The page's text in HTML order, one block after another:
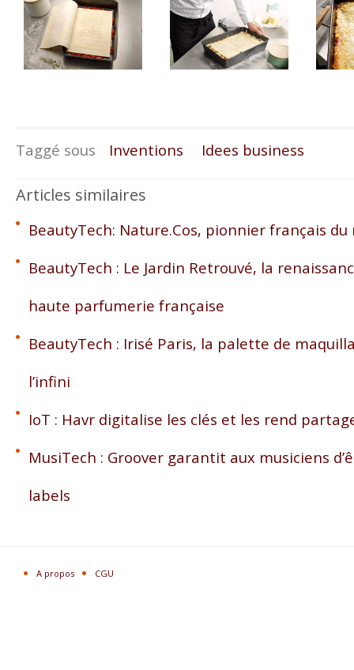
Taggé sous Inventions Idees business
Articles similaires
BeautyTech: Nature.Cos, pionnier français
BeautyTech : Le Jardin Retrouvé, la
haute parfumerie française
BeautyTech : Irisé Paris, la palette de
l’infini
IoT : Havr digitalise les clés et les rend
MusiTech : Groover garantit aux musiciens
labels
A propos CGU